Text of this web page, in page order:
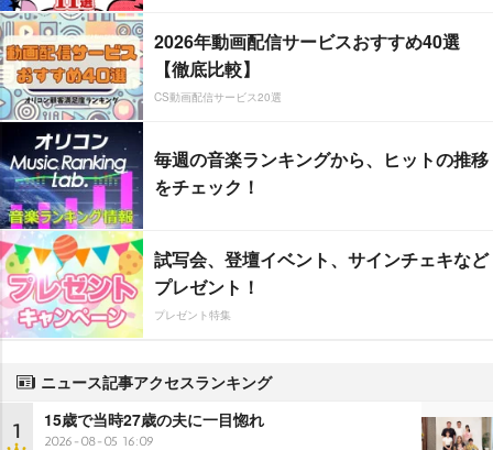
2026年動画配信サービスおすすめ40選
【徹底比較】
CS動画配信サービス20選
毎週の音楽ランキングから、ヒットの推移
をチェック！
試写会、登壇イベント、サインチェキなど
プレゼント！
プレゼント特集
ニュース記事アクセスランキング
1 15歳で当時27歳の夫に一目惚れ
2026-08-05 16:09